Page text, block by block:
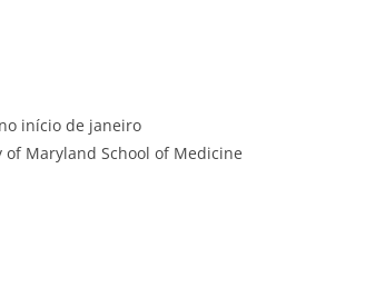
início de janeiro
of Maryland School of Medicine